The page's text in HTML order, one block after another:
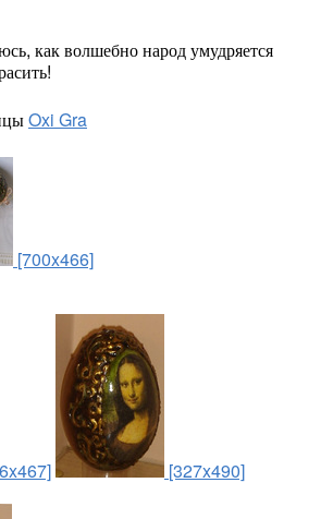
как волшебно народ умудряется
Oxi Gra
[700x466]
[327x490]